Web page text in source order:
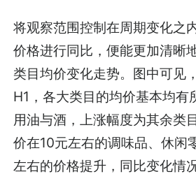
将观察范围控制在周期变化之
价格进行同比，便能更加清晰
类目均价变化走势。图中可见
H1，各大类目的均价基本均有
用油与酒，上涨幅度为其余类
价在10元左右的调味品、休闲
左右的价格提升，同比变化情